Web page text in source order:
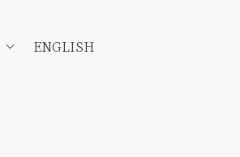
ENGLISH